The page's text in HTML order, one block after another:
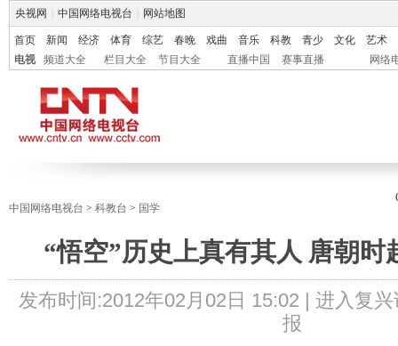
央视网 中国网络电视台 网站地图
首页 新闻 经济 体育 综艺 春晚 戏曲 音乐 科教 青少 文化
艺术
电视
频道大全 栏目大全 节目大全 直播中国 赛事直播 网络
中国网络电视台 > 科教台 > 国学
“悟空”历史上真有其人 唐朝时
发布时间:2012年02月02日 15:02 | 进入复兴
报